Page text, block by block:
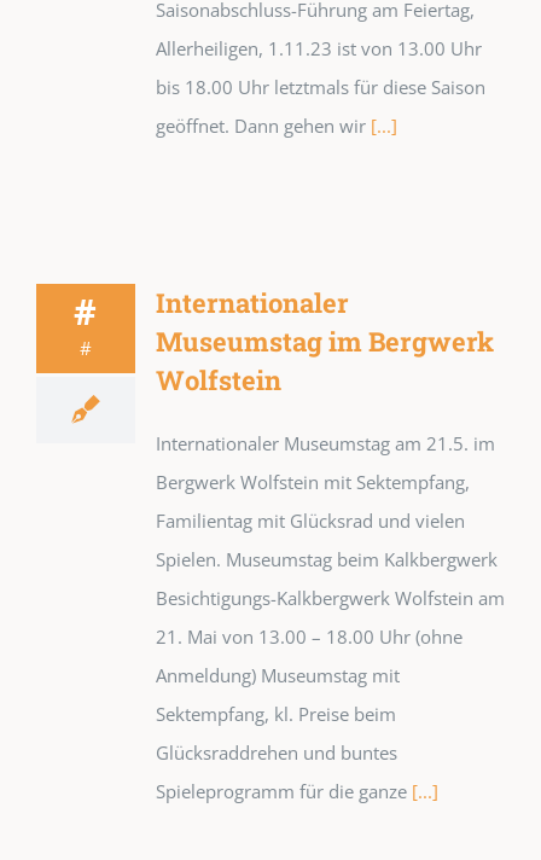
Saisonabschluss-Führung am Feiertag,
Allerheiligen, 1.11.23 ist von 13.00 Uhr
bis 18.00 Uhr letztmals für diese Saison
geöffnet. Dann gehen wir[...]
#
#
Internationaler
Museumstag im Bergwerk
Wolfstein
Internationaler Museumstag am 21.5. im
Bergwerk Wolfstein mit Sektempfang,
Familientag mit Glücksrad und vielen
Spielen. Museumstag beim Kalkbergwerk
Besichtigungs-Kalkbergwerk Wolfstein am
21. Mai von 13.00 – 18.00 Uhr (ohne
Anmeldung) Museumstag mit
Sektempfang, kl. Preise beim
Glücksraddrehen und buntes
Spieleprogramm für die ganze[...]